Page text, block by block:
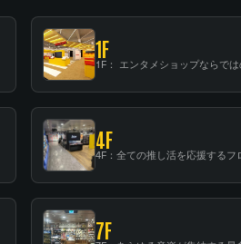
1F
4F
4F：全ての推し活を応援するフ
7F